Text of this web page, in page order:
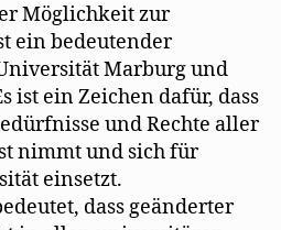
Möglichkeit zur
ein bedeutender
Marburg und
ist ein Zeichen dafür, dass
und Rechte aller
nimmt und sich für
einsetzt.
dass geänderter